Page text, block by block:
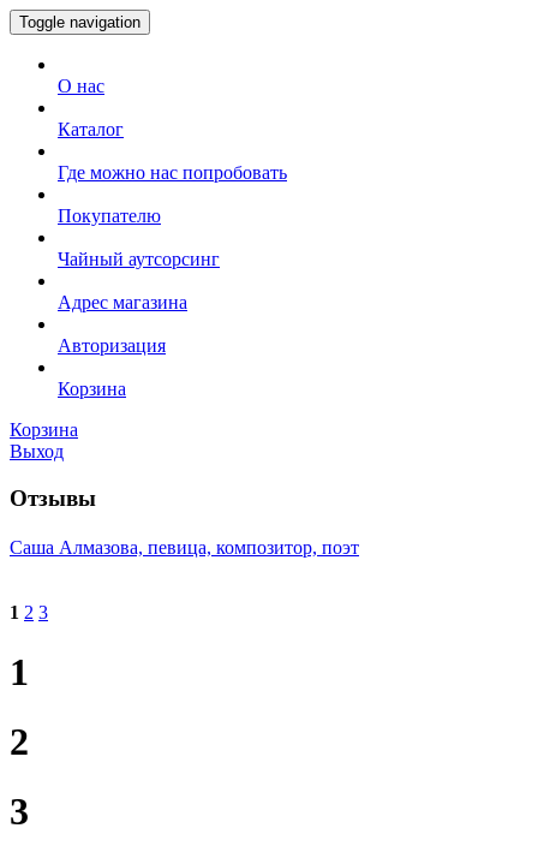
Toggle navigation
О нас
Каталог
Где можно нас попробовать
Покупателю
Чайный аутсорсинг
Адрес магазина
Авторизация
Корзина
Корзина
Выход
Отзывы
Саша Алмазова, певица, композитор, поэт
1 2 3
1
2
3